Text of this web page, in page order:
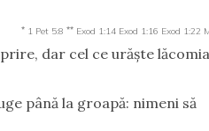
* 1 Pet 5:8 ** Exod 1:14 Exod 1:16 Exod 1:22
dar cel ce urăşte lăcomia
până la groapă: nimeni să